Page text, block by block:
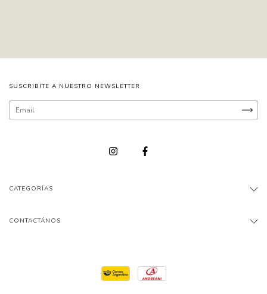
SUSCRIBITE A NUESTRO NEWSLETTER
CATEGORÍAS
CONTACTÁNOS